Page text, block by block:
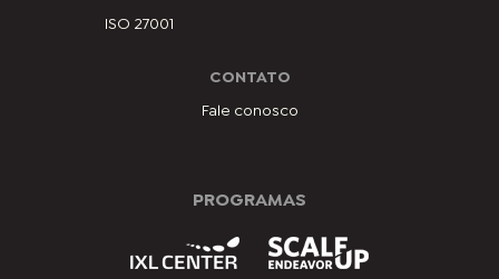
ISO 27001
CONTATO
Fale conosco
PROGRAMAS